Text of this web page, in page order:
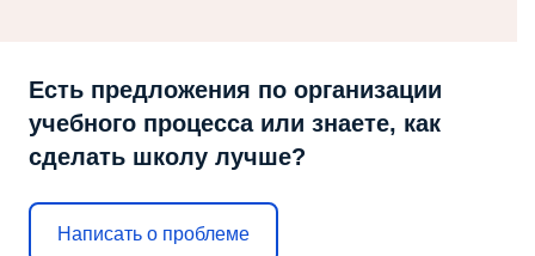
Есть предложения по организации
учебного процесса или знаете, как
сделать школу лучше?
Написать о проблеме